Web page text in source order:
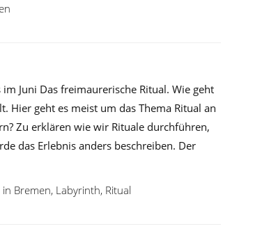
Juni Das freimaurerische Ritual. Wie geht
Hier geht es meist um das Thema Ritual an
Zu erklären wie wir Rituale durchführen,
das Erlebnis anders beschreiben. Der
Bremen, Labyrinth, Ritual